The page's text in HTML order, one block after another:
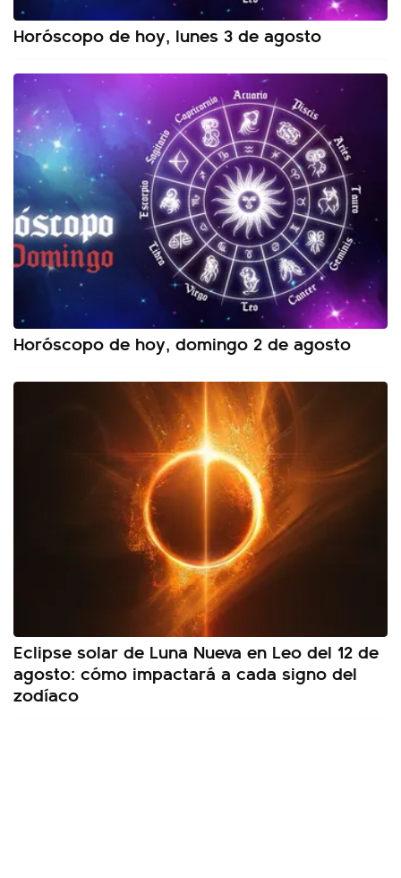
Horóscopo de hoy, lunes 3 de agosto
Horóscopo de hoy, domingo 2 de agosto
Eclipse solar de Luna Nueva en Leo del 12 de
agosto: cómo impactará a cada signo del
zodíaco